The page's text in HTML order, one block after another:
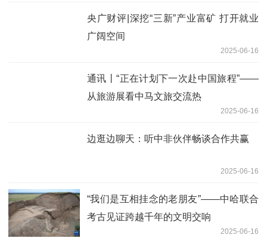
央广财评|深挖“三新”产业富矿 打开就业
广阔空间
2025-06-16
通讯丨“正在计划下一次赴中国旅程”——
从旅游展看中马文旅交流热
2025-06-16
边逛边聊天：听中非伙伴畅谈合作共赢
2025-06-16
“我们是互相挂念的老朋友”——中哈联合
考古见证跨越千年的文明交响
2025-06-16